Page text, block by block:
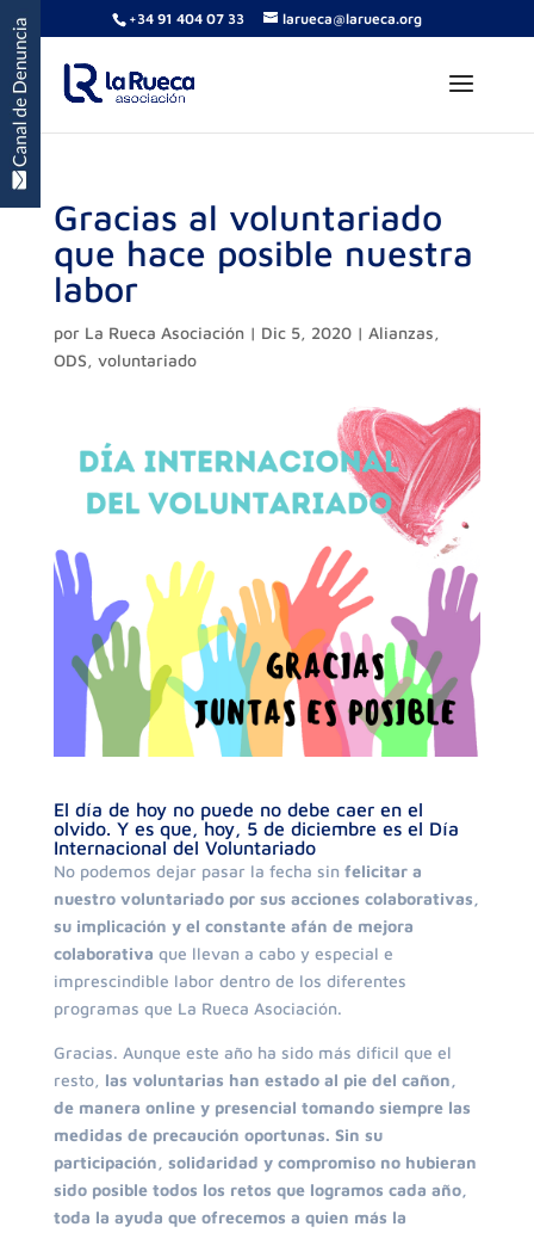
+34 91 404 07 33 larueca@larueca.org
Gracias al voluntariado
que hace posible nuestra
labor
por La Rueca Asociación| Dic 5, 2020| Alianzas,
ODS, voluntariado
El día de hoy no puede no debe caer en el
olvido. Y es que, hoy, 5 de diciembre es el Día
Internacional del Voluntariado
No podemos dejar pasar la fecha sin felicitar a
nuestro voluntariado por sus acciones colaborativas,
su implicación y el constante afán de mejora
colaborativa que llevan a cabo y especial e
imprescindible labor dentro de los diferentes
programas que La Rueca Asociación.
Gracias. Aunque este año ha sido más dificil que el
resto, las voluntarias han estado al pie del cañon,
de manera online y presencial tomando siempre las
medidas de precaución oportunas. Sin su
participación, solidaridad y compromiso no hubieran
sido posible todos los retos que logramos cada año,
toda la ayuda que ofrecemos a quien más la